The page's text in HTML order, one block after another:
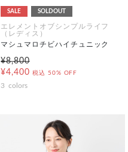
SALE SOLDOUT
エレメントオブシンプルライフ
（レディス）
マシュマロチビハイチュニック
¥8,800
¥4,400 税込 50% OFF
3 colors